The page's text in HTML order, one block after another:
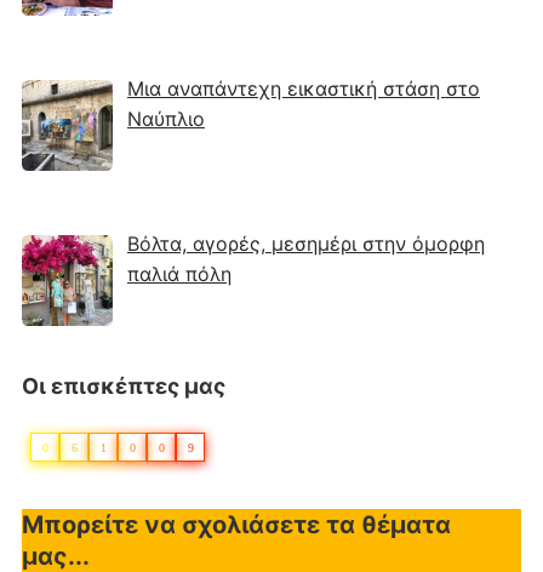
Μια αναπάντεχη εικαστική στάση στο
Ναύπλιο
Βόλτα, αγορές, μεσημέρι στην όμορφη
παλιά πόλη
Οι επισκέπτες μας
0 6 1 0 0 9
Μπορείτε να σχολιάσετε τα θέματα
μας...